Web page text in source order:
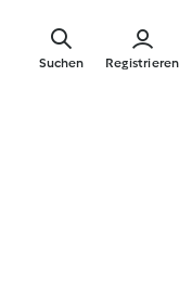
Registrieren
Suchen